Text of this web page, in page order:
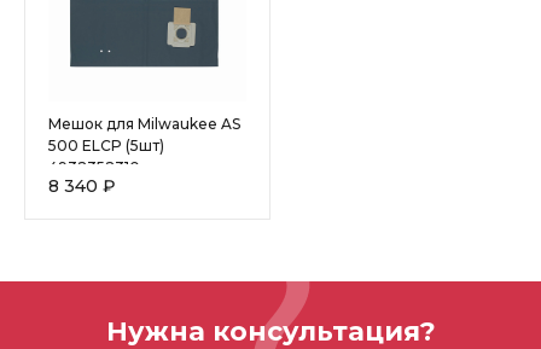
Мешок для Milwaukee AS
500 ELCP (5шт)
4932352310
8 340 ₽
Нужна консультация?